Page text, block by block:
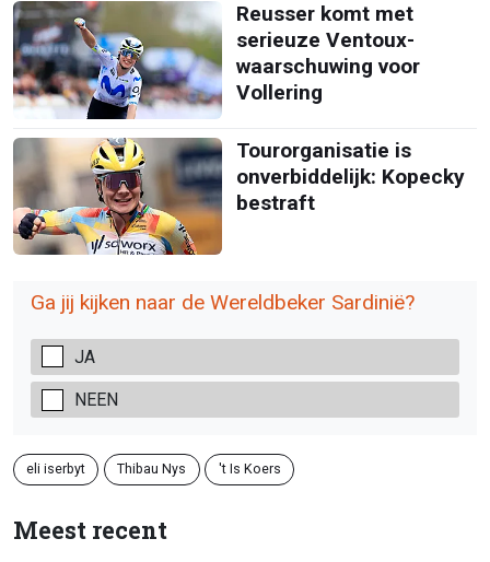
Reusser komt met
serieuze Ventoux-
waarschuwing voor
Vollering
Tourorganisatie is
onverbiddelijk: Kopecky
bestraft
Ga jij kijken naar de Wereldbeker Sardinië?
JA
NEEN
eli iserbyt Thibau Nys 't Is Koers
Meest recent